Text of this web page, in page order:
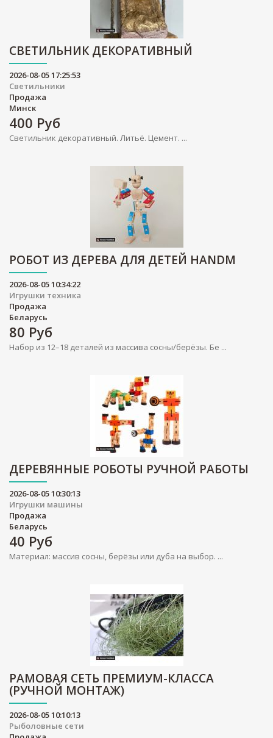
СВЕТИЛЬНИК ДЕКОРАТИВНЫЙ
2026-08-05 17:25:53
Светильники
Продажа
Минск
400 Руб
Светильник декоративный. Литьё. Цемент. ...
РОБОТ ИЗ ДЕРЕВА ДЛЯ ДЕТЕЙ HANDM
2026-08-05 10:34:22
Игрушки техника
Продажа
Беларусь
80 Руб
Набор из 12–18 деталей из массива сосны/берёзы. Бе ...
ДЕРЕВЯННЫЕ РОБОТЫ РУЧНОЙ РАБОТЫ
2026-08-05 10:30:13
Игрушки машины
Продажа
Беларусь
40 Руб
Материал: массив сосны, берёзы или дуба на выбор. ...
РАМОВАЯ СЕТЬ ПРЕМИУМ-КЛАССА
(РУЧНОЙ МОНТАЖ)
2026-08-05 10:10:13
Рыболовные сети